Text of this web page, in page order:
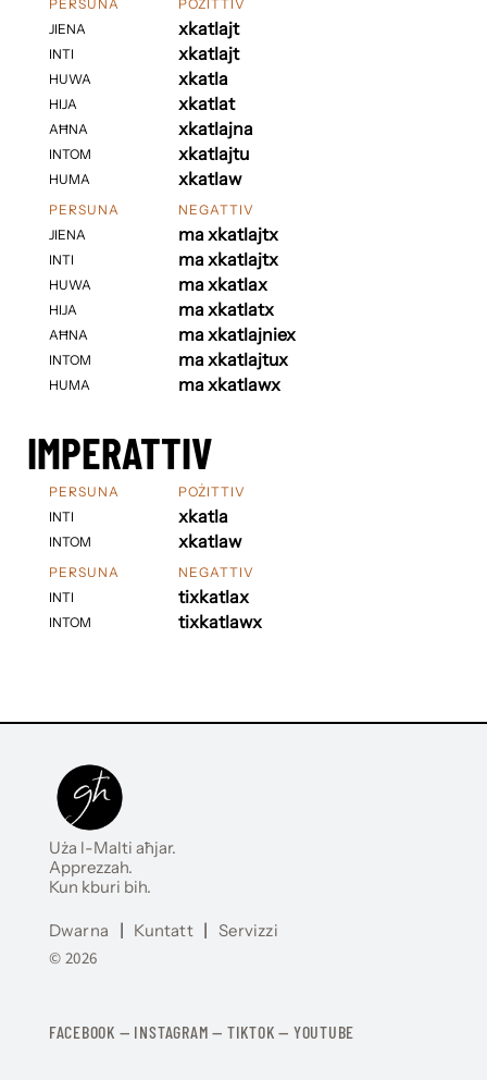
PERSUNA
JIENA
INTI
HUWA
HIJA
AĦNA
INTOM
HUMA
POŻITTIV
xkatlajt
xkatlajt
xkatla
xkatlat
xkatlajna
xkatlajtu
xkatlaw
PERSUNA
JIENA
INTI
HUWA
HIJA
AĦNA
INTOM
HUMA
NEGATTIV
ma xkatlajtx
ma xkatlajtx
ma xkatlax
ma xkatlatx
ma xkatlajniex
ma xkatlajtux
ma xkatlawx
IMPERATTIV
PERSUNA
INTI
INTOM
POŻITTIV
xkatla
xkatlaw
PERSUNA
INTI
INTOM
NEGATTIV
tixkatlax
tixkatlawx
Uża l-Malti aħjar.
Apprezzah.
Kun kburi bih.
Dwarna | Kuntatt | Servizzi
© 2026
FACEBOOK — INSTAGRAM — TIKTOK — YOUTUBE